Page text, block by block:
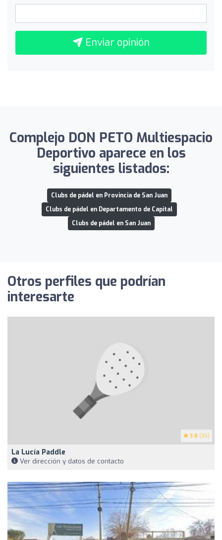
Enviar opinión
Complejo DON PETO Multiespacio
Deportivo aparece en los
siguientes listados:
Clubs de pádel en Provincia de San Juan
Clubs de pádel en Departamento de Capital
Clubs de pádel en San Juan
Otros perfiles que podrían
interesarte
3.8 (35)
La Lucía Paddle
Ver dirección y datos de contacto